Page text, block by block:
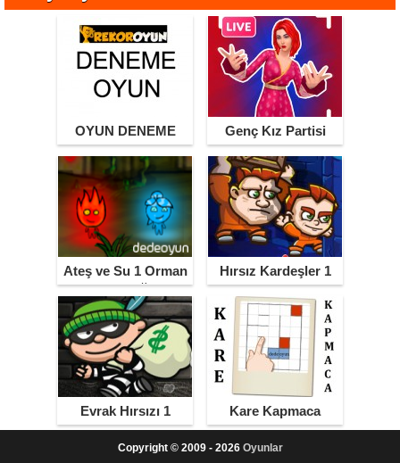
OYUN DENEME Genç Kız Partisi
Ateş ve Su 1 Orman
Tapınağı
Hırsız Kardeşler 1
Evrak Hırsızı 1 Kare Kapmaca
Copyright © 2009 - 2026 Oyunlar